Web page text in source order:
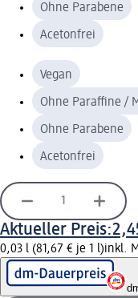
Ohne Parabene
Acetonfrei
Vegan
Ohne Paraffine /
Ohne Parabene
Acetonfrei
Aktueller Preis:
0,03 l (81,67 € je 1 l)inkl.